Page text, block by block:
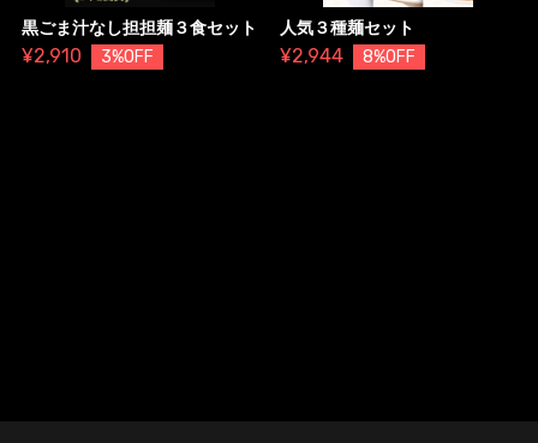
黒ごま汁なし担担麺３食セット
¥2,910 3%OFF
人気３種麺セット
¥2,944 8%OFF